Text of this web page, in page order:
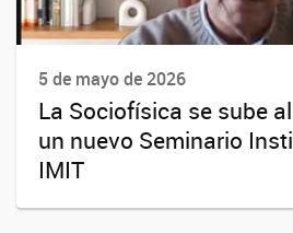
5 de mayo de 2026
La Sociofísica se sube
un nuevo Seminario
IMIT